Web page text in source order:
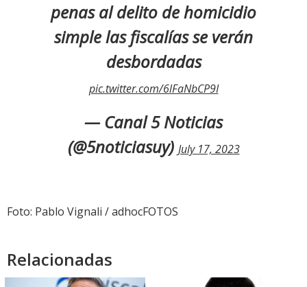
penas al delito de homicidio
simple las fiscalías se verán
desbordadas
pic.twitter.com/6lFaNbCP9I
— Canal 5 Noticias
(@5noticiasuy) July 17, 2023
Foto: Pablo Vignali / adhocFOTOS
Relacionadas